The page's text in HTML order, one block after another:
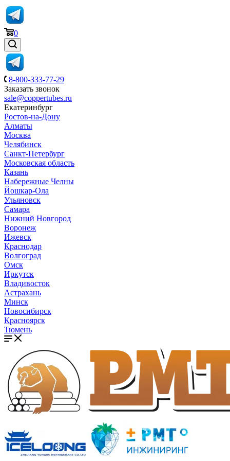
0
8-800-333-77-29
Заказать звонок
sale@coppertubes.ru
Екатеринбург
Ростов-на-Дону
Алматы
Москва
Челябинск
Санкт-Петербург
Московская область
Казань
Набережные Челны
Йошкар-Ола
Ульяновск
Самара
Нижний Новгород
Воронеж
Ижевск
Краснодар
Волгоград
Омск
Иркутск
Владивосток
Астрахань
Минск
Новосибирск
Красноярск
Тюмень